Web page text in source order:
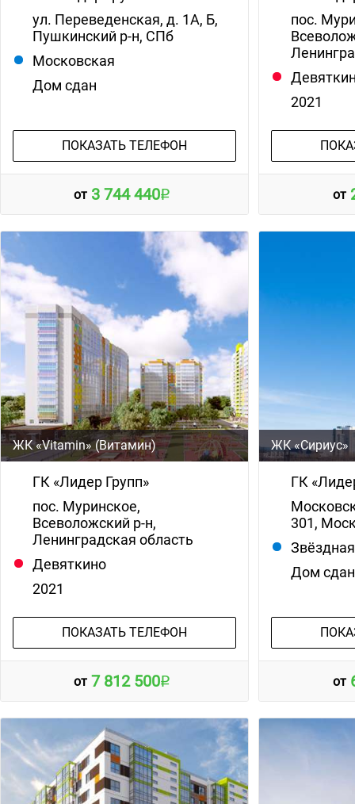
ул. Переведенская, д. 1А, Б,
Пушкинский р-н, СПб
Московская
Дом сдан
ПОКАЗАТЬ ТЕЛЕФОН
от 3 744 440
пос.
2021
от
ЖК «Vitamin» (Витамин)
ГК «Лидер Групп»
пос. Муринское,
Всеволожский р-н,
Ленинградская область
Девяткино
2021
ПОКАЗАТЬ ТЕЛЕФОН
от 7 812 500
ЖК «Сириус»
ГК
301,
Звёздная
Дом сдан
от